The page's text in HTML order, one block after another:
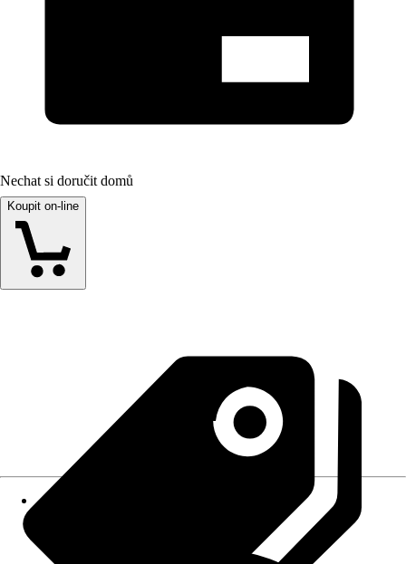
Nechat si doručit domů
Koupit on-line